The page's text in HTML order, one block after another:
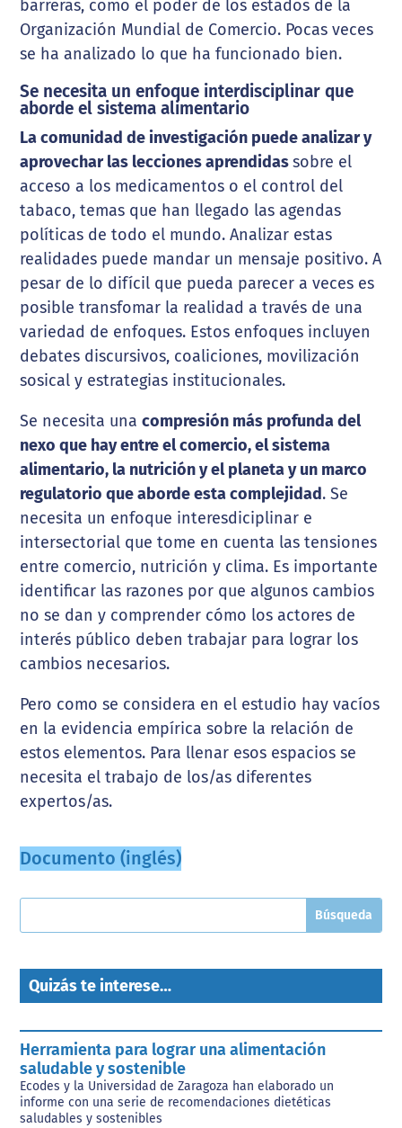
barreras, como el poder de los estados de la
Organización Mundial de Comercio. Pocas veces
se ha analizado lo que ha funcionado bien.
Se necesita un enfoque interdisciplinar que
aborde el sistema alimentario
La comunidad de investigación puede analizar y
aprovechar las lecciones aprendidassobre el
acceso a los medicamentos o el control del
tabaco, temas que han llegado las agendas
políticas de todo el mundo. Analizar estas
realidades puede mandar un mensaje positivo. A
pesar de lo difícil que pueda parecer a veces es
posible transfomar la realidad a través de una
variedad de enfoques. Estos enfoques incluyen
debates discursivos, coaliciones, movilización
sosical y estrategias institucionales.
Se necesita unacompresión más profunda del
nexo que hay entre el comercio, el sistema
alimentario, la nutrición y el planeta y un marco
regulatorio que aborde esta complejidad. Se
necesita un enfoque interesdiciplinar e
intersectorial que tome en cuenta las tensiones
entre comercio, nutrición y clima. Es importante
identificar las razones por que algunos cambios
no se dan y comprender cómo los actores de
interés público deben trabajar para lograr los
cambios necesarios.
Pero como se considera en el estudio hay vacíos
en la evidencia empírica sobre la relación de
estos elementos. Para llenar esos espacios se
necesita el trabajo de los/as diferentes
expertos/as.
Documento (inglés)
Quizás te interese…
Herramienta para lograr una alimentación
saludable y sostenible
Ecodes y la Universidad de Zaragoza han elaborado un
informe con una serie de recomendaciones dietéticas
saludables y sostenibles